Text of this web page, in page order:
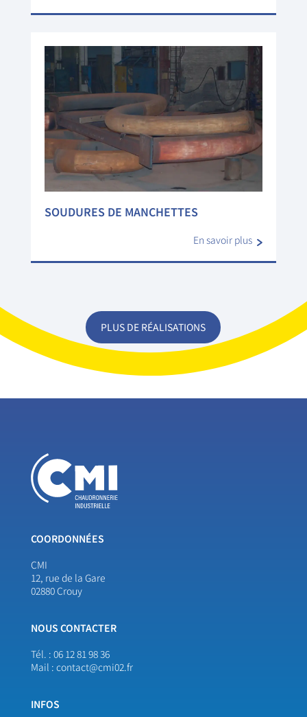
SOUDURES DE MANCHETTES
En savoir plus
PLUS DE RÉALISATIONS
COORDONNÉES
CMI
12, rue de la Gare
02880 Crouy
NOUS CONTACTER
Tél. : 06 12 81 98 36
Mail : contact@cmi02.fr
INFOS